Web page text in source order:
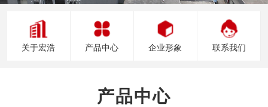
关于宏浩 产品中心 企业形象 联系我们
产品中心